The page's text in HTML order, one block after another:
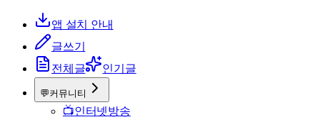
앱 설치 안내
글쓰기
전체글
인기글
💬커뮤니티
📺인터넷방송